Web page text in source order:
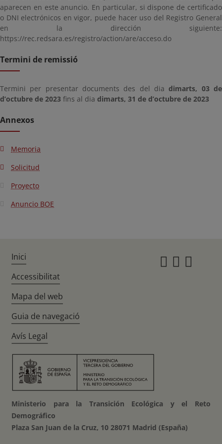
aparecen en este anuncio. En particular, si dispone de certificado
o DNI electrónicos en vigor, puede hacer uso del Registro General
en la dirección siguiente:
https://rec.redsara.es/registro/action/are/acceso.do
Termini de remissió
Termini per presentar documents des del diadimarts, 03 de
d’octubre de 2023 fins al dia dimarts, 31 de d’octubre de 2023
Annexos
Memoria
Solicitud
Proyecto
Anuncio BOE
Inici
Accessibilitat
Mapa del web
Guia de navegació
Avís Legal
Ministerio para la Transición Ecológica y el Reto
Demográfico
Plaza San Juan de la Cruz, 10 28071 Madrid (España)